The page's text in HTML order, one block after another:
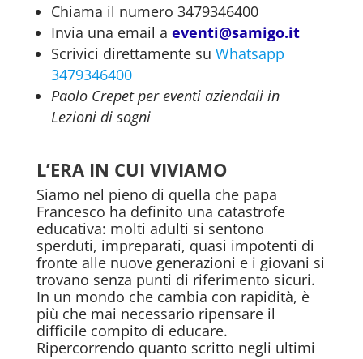
Chiama il numero 3479346400
Invia una email a eventi@samigo.it
Scrivici direttamente su Whatsapp
3479346400
Paolo Crepet per eventi aziendali in
Lezioni di sogni
L’ERA IN CUI VIVIAMO
Siamo nel pieno di quella che papa
Francesco ha definito una catastrofe
educativa: molti adulti si sentono
sperduti, impreparati, quasi impotenti di
fronte alle nuove generazioni e i giovani si
trovano senza punti di riferimento sicuri.
In un mondo che cambia con rapidità, è
più che mai necessario ripensare il
difficile compito di educare.
Ripercorrendo quanto scritto negli ultimi